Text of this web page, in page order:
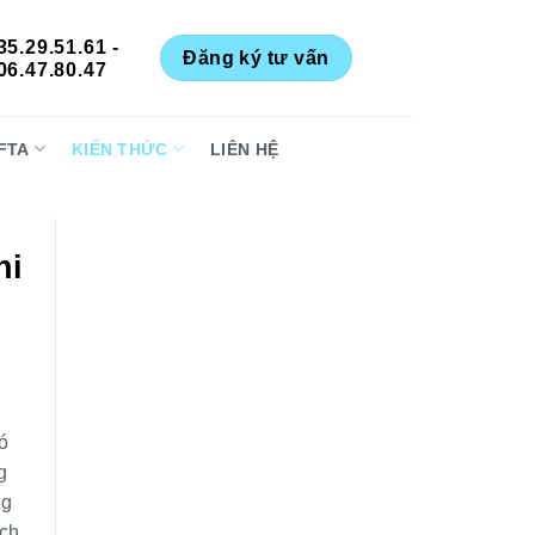
-
Đăng ký tư vấn
KIẾN THỨC LIÊN HỆ